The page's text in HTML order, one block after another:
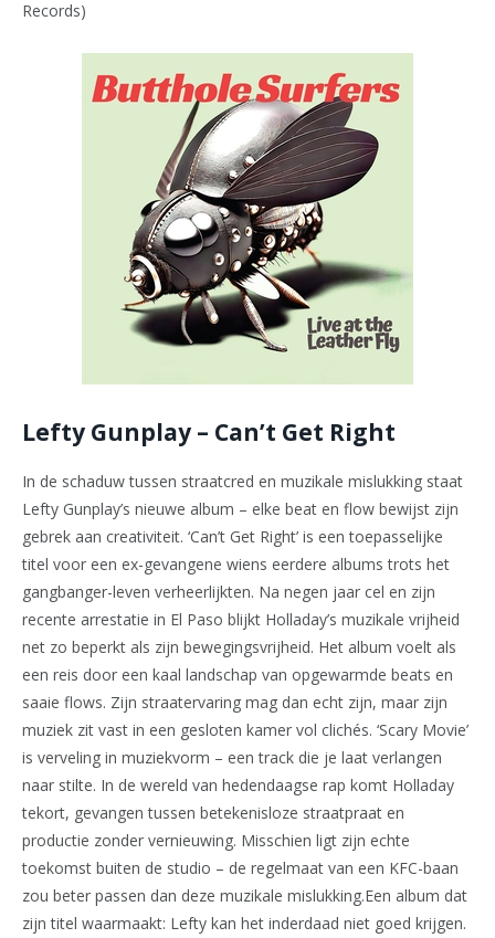
Records)
Lefty Gunplay – Can’t Get Right
In de schaduw tussen straatcred en muzikale mislukking staat
Lefty Gunplay’s nieuwe album – elke beat en flow bewijst zijn
gebrek aan creativiteit. ‘Can’t Get Right’ is een toepasselijke
titel voor een ex-gevangene wiens eerdere albums trots het
gangbanger-leven verheerlijkten. Na negen jaar cel en zijn
recente arrestatie in El Paso blijkt Holladay’s muzikale vrijheid
net zo beperkt als zijn bewegingsvrijheid. Het album voelt als
een reis door een kaal landschap van opgewarmde beats en
saaie flows. Zijn straatervaring mag dan echt zijn, maar zijn
muziek zit vast in een gesloten kamer vol clichés. ‘Scary Movie’
is verveling in muziekvorm – een track die je laat verlangen
naar stilte. In de wereld van hedendaagse rap komt Holladay
tekort, gevangen tussen betekenisloze straatpraat en
productie zonder vernieuwing. Misschien ligt zijn echte
toekomst buiten de studio – de regelmaat van een KFC-baan
zou beter passen dan deze muzikale mislukking.Een album dat
zijn titel waarmaakt: Lefty kan het inderdaad niet goed krijgen.